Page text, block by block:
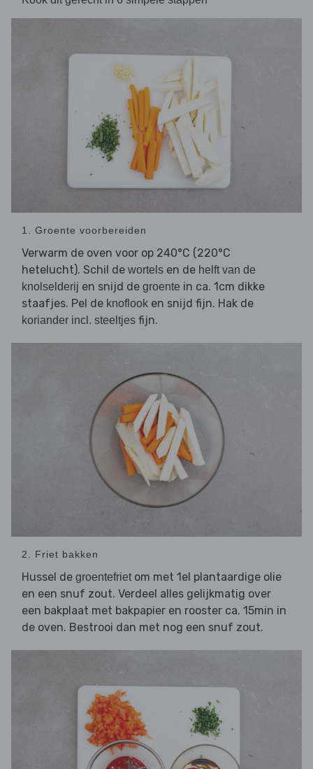
1. Groente voorbereiden
Verwarm de oven voor op 240°C (220°C
hetelucht). Schil de wortels en de helft van de
knolselderij en snijd de groente in ca. 1cm dikke
staafjes. Pel de knoflook en snijd fijn. Hak de
koriander incl. steeltjes fijn.
2. Friet bakken
Hussel de groentefrietom met 1el plantaardige olie
en een snuf zout. Verdeel alles gelijkmatig over
een bakplaat met bakpapier en rooster ca. 15min in
de oven. Bestrooi dan met nog een snuf zout.